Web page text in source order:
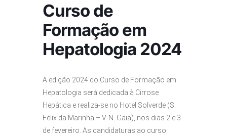
Curso de
Formação em
Hepatologia 2024
A edição 2024 do Curso de Formação em
Hepatologia será dedicada à Cirrose
Hepática e realiza-se no Hotel Solverde (S.
Félix da Marinha – V. N. Gaia), nos dias 2 e 3
de fevereiro. As candidaturas ao curso